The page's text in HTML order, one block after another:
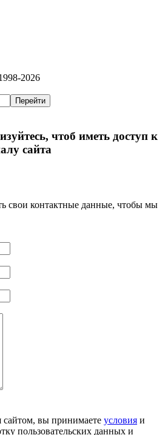
2026
чтоб иметь доступ к
сайта
свои контактные данные, чтобы мы
сайтом, вы принимаете условия и
пользовательских данных и